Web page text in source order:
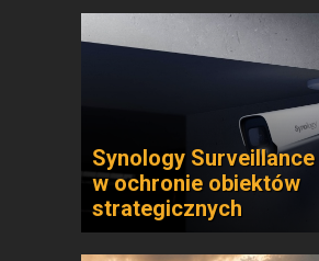
Synology
w ochronie obiektów
strategicznych